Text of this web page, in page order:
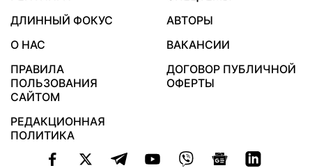
ДЛИННЫЙ ФОКУС
АВТОРЫ
О НАС
ВАКАНСИИ
ПРАВИЛА
ПОЛЬЗОВАНИЯ
САЙТОМ
ДОГОВОР ПУБЛИЧНОЙ
ОФЕРТЫ
РЕДАКЦИОННАЯ
ПОЛИТИКА